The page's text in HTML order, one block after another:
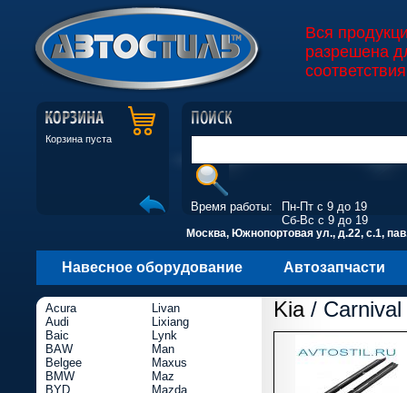
Вся
разрешена
Корзина пуста
Время работы:
Пн-Пт с 9 до 19
Сб-Вс с 9 до 19
Москва, Южнопортовая ул., д.22, с.1,
Навесное оборудование Автозапчасти
Kia/ Carnival
Acura
Audi
Baic
BAW
Belgee
BMW
BYD
Livan
Lixiang
Lynk
Man
Maxus
Maz
Mazda